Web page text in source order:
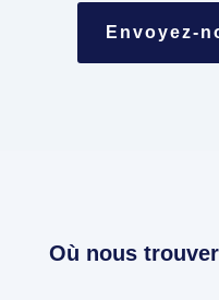
Envoyez-
Où nous